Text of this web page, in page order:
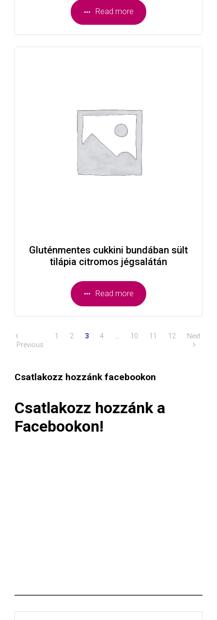
Read more
Gluténmentes cukkini bundában sült
tilápia citromos jégsalátán
Read more
Previous
1 2 3 4 … 10 11 12 Next
Csatlakozz hozzánk facebookon
Csatlakozz hozzánk a
Facebookon!